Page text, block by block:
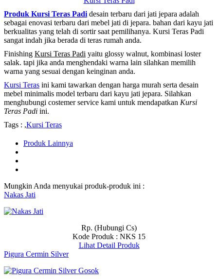
Produk Kursi Teras Padi desain terbaru dari jati jepara adalah
sebagai enovasi terbaru dari mebel jati di jepara. bahan dari kayu jati
berkualitas yang telah di sortir saat pemilihanya. Kursi Teras Padi
sangat indah jika berada di teras rumah anda.
Finishing Kursi Teras Padi yaitu glossy walnut, kombinasi loster
salak. tapi jika anda menghendaki warna lain silahkan memilih
warna yang sesuai dengan keinginan anda.
Kursi Teras ini kami tawarkan dengan harga murah serta desain
mebel minimalis model terbaru dari kayu jati jepara. Silahkan
menghubungi costemer service kami untuk mendapatkan Kursi
Teras Padi ini.
Tags : ,Kursi Teras
Produk Lainnya
Mungkin Anda menyukai produk-produk ini :
Nakas Jati
Rp. (Hubungi Cs)
Kode Produk : NKS 15
Lihat Detail Produk
Pigura Cermin Silver